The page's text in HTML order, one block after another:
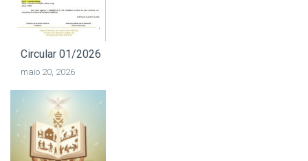
Circular 01/2026
maio 20, 2026